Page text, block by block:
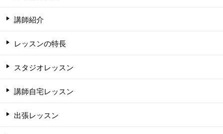
講師紹介
レッスンの特長
スタジオレッスン
講師自宅レッスン
出張レッスン